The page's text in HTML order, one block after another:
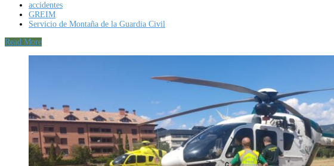
accidentes
GREIM
Servicio de Montaña de la Guardia Civil
Read More